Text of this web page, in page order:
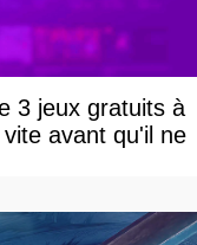
3 jeux gratuits à
avant qu'il ne